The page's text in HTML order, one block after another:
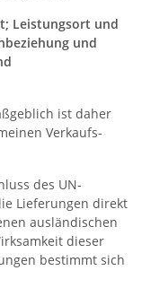
Leistungsort und
und
ist daher
Verkaufs-
des UN-
Lieferungen direkt
ausländischen
dieser
bestimmt sich